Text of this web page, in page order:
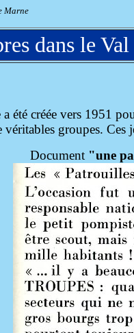
Marne
dans le
été créée vers 1951
groupes. Ces
Document "une